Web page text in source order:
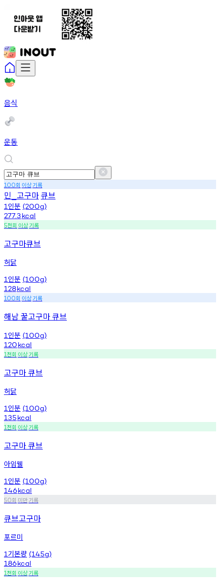
음식
운동
100회 이상기록
민 고구마큐브
1 인분 (200g)
277.3kcal
5천회 이상기록
고구마큐브
허닭
1 인분 (100g)
128kcal
100회 이상기록
해남 꿀고구마 큐브
1 인분 (100g)
120kcal
1천회 이상기록
고구마 큐브
허닭
1 인분 (100g)
135kcal
1천회 이상기록
고구마 큐브
아임웰
1 인분 (100g)
146kcal
50회 미만기록
큐브고구마
포르미
1 기본량 (145g)
186kcal
1천회 이상기록